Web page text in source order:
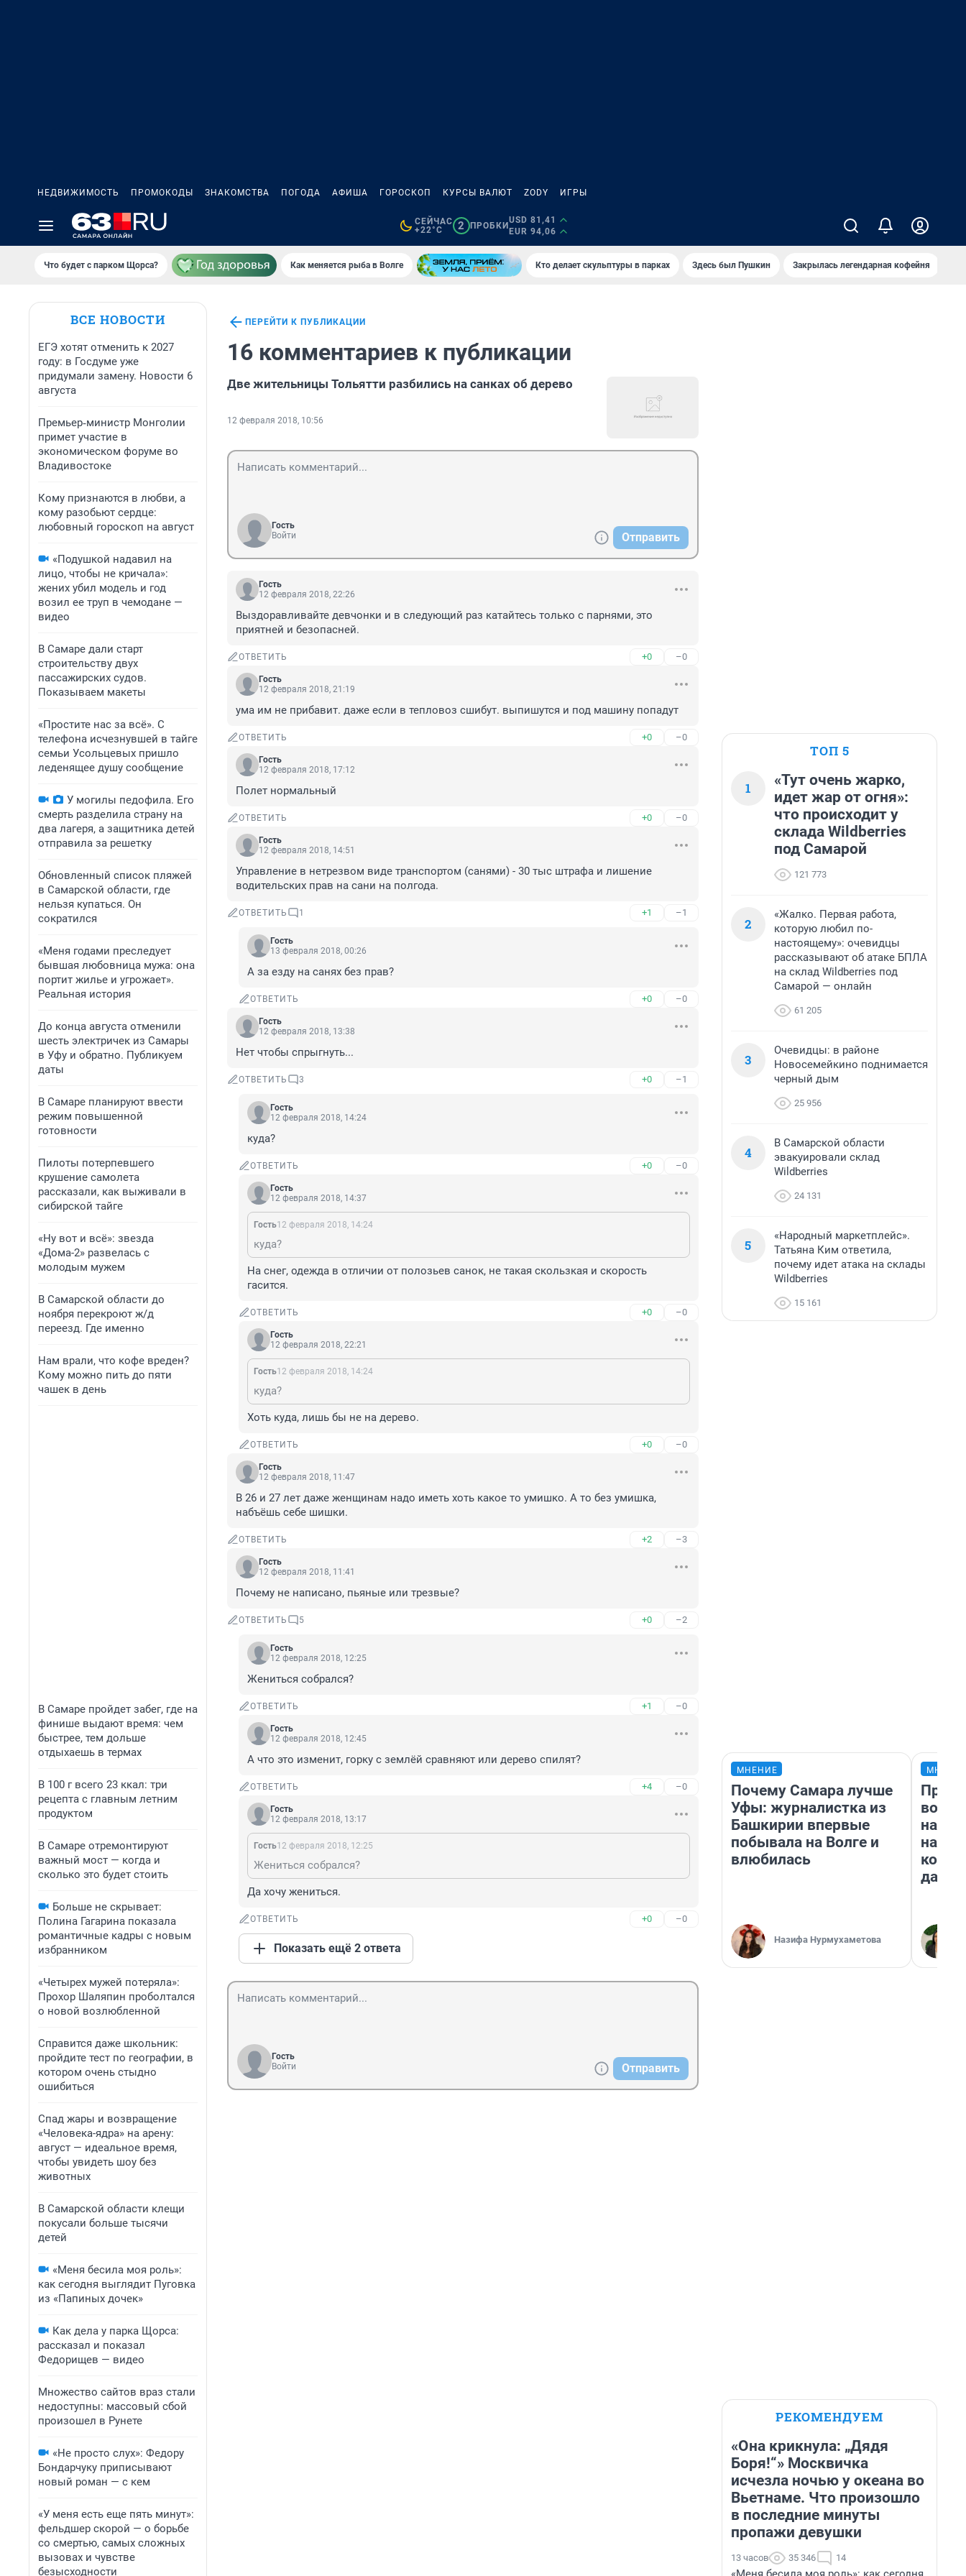
НЕДВИЖИМОСТЬ ПРОМОКОДЫ ЗНАКОМСТВА ПОГОДА АФИША ГОРОСКОП КУРСЫ ВАЛЮТ ZODY ИГРЫ
СЕЙЧАС
+22°C
2 ПРОБКИ
USD 81,41
EUR 94,06
Что будет с парком Щорса? Как меняется рыба в Волге Кто делает скульптуры в парках Здесь был Пушкин Закрылась легендарная кофейня
ВСЕ НОВОСТИ
ЕГЭ хотят отменить к 2027
году: в Госдуме уже
придумали замену. Новости 6
августа
Премьер‑министр Монголии
примет участие в
экономическом форуме во
Владивостоке
Кому признаются в любви, а
кому разобьют сердце:
любовный гороскоп на август
«Подушкой надавил на
лицо, чтобы не кричала»:
жених убил модель и год
возил ее труп в чемодане —
видео
В Самаре дали старт
строительству двух
пассажирских судов.
Показываем макеты
«Простите нас за всё». С
телефона исчезнувшей в тайге
семьи Усольцевых пришло
леденящее душу сообщение
У могилы педофила. Его
смерть разделила страну на
два лагеря, а защитника детей
отправила за решетку
Обновленный список пляжей
в Самарской области, где
нельзя купаться. Он
сократился
«Меня годами преследует
бывшая любовница мужа: она
портит жилье и угрожает».
Реальная история
До конца августа отменили
шесть электричек из Самары
в Уфу и обратно. Публикуем
даты
В Самаре планируют ввести
режим повышенной
готовности
Пилоты потерпевшего
крушение самолета
рассказали, как выживали в
сибирской тайге
«Ну вот и всё»: звезда
«Дома-2» развелась с
молодым мужем
В Самарской области до
ноября перекроют ж/д
переезд. Где именно
Нам врали, что кофе вреден?
Кому можно пить до пяти
чашек в день
В Самаре пройдет забег, где на
финише выдают время: чем
быстрее, тем дольше
отдыхаешь в термах
В 100 г всего 23 ккал: три
рецепта с главным летним
продуктом
В Самаре отремонтируют
важный мост — когда и
сколько это будет стоить
Больше не скрывает:
Полина Гагарина показала
романтичные кадры с новым
избранником
«Четырех мужей потеряла»:
Прохор Шаляпин проболтался
о новой возлюбленной
Справится даже школьник:
пройдите тест по географии, в
котором очень стыдно
ошибиться
Спад жары и возвращение
«Человека-ядра» на арену:
август — идеальное время,
чтобы увидеть шоу без
животных
В Самарской области клещи
покусали больше тысячи
детей
«Меня бесила моя роль»:
как сегодня выглядит Пуговка
из «Папиных дочек»
Как дела у парка Щорса:
рассказал и показал
Федорищев — видео
Множество сайтов враз стали
недоступны: массовый сбой
произошел в Рунете
«Не просто слух»: Федору
Бондарчуку приписывают
новый роман — с кем
«У меня есть еще пять минут»:
фельдшер скорой — о борьбе
со смертью, самых сложных
вызовах и чувстве
безысходности
ПЕРЕЙТИ К ПУБЛИКАЦИИ
16 комментариев к публикации
Две жительницы Тольятти разбились на санках об дерево
12 февраля 2018, 10:56
Гость
Войти
Отправить
Гость
12 февраля 2018, 22:26
Выздоравливайте девчонки и в следующий раз катайтесь только с парнями, это
приятней и безопасней.
ОТВЕТИТЬ +0 –0
Гость
12 февраля 2018, 21:19
ума им не прибавит. даже если в тепловоз сшибут. выпишутся и под машину попадут
ОТВЕТИТЬ +0 –0
Гость
12 февраля 2018, 17:12
Полет нормальный
ОТВЕТИТЬ +0 –0
Гость
12 февраля 2018, 14:51
Управление в нетрезвом виде транспортом (санями) - 30 тыс штрафа и лишение
водительских прав на сани на полгода.
ОТВЕТИТЬ 1 +1 –1
Гость
13 февраля 2018, 00:26
А за езду на санях без прав?
ОТВЕТИТЬ +0 –0
Гость
12 февраля 2018, 13:38
Нет чтобы спрыгнуть...
ОТВЕТИТЬ 3 +0 –1
Гость
12 февраля 2018, 14:24
куда?
ОТВЕТИТЬ +0 –0
Гость
12 февраля 2018, 14:37
Гость12 февраля 2018, 14:24
куда?
На снег, одежда в отличии от полозьев санок, не такая скользкая и скорость
гасится.
ОТВЕТИТЬ +0 –0
Гость
12 февраля 2018, 22:21
Гость12 февраля 2018, 14:24
куда?
Хоть куда, лишь бы не на дерево.
ОТВЕТИТЬ +0 –0
Гость
12 февраля 2018, 11:47
В 26 и 27 лет даже женщинам надо иметь хоть какое то умишко. А то без умишка,
набъёшь себе шишки.
ОТВЕТИТЬ +2 –3
Гость
12 февраля 2018, 11:41
Почему не написано, пьяные или трезвые?
ОТВЕТИТЬ 5 +0 –2
Гость
12 февраля 2018, 12:25
Жениться собрался?
ОТВЕТИТЬ +1 –0
Гость
12 февраля 2018, 12:45
А что это изменит, горку с землёй сравняют или дерево спилят?
ОТВЕТИТЬ +4 –0
Гость
12 февраля 2018, 13:17
Гость12 февраля 2018, 12:25
Жениться собрался?
Да хочу жениться.
ОТВЕТИТЬ +0 –0
Показать ещё 2 ответа
Гость
Войти
Отправить
ТОП 5
1
«Тут очень жарко,
идет жар от огня»:
что происходит у
склада Wildberries
под Самарой
121 773
2
«Жалко. Первая работа,
которую любил по-
настоящему»: очевидцы
рассказывают об атаке БПЛА
на склад Wildberries под
Самарой — онлайн
61 205
3
Очевидцы: в районе
Новосемейкино поднимается
черный дым
25 956
4
В Самарской области
эвакуировали склад
Wildberries
24 131
5
«Народный маркетплейс».
Татьяна Ким ответила,
почему идет атака на склады
Wildberries
15 161
МНЕНИЕ
Почему Самара лучше
Уфы: журналистка из
Башкирии впервые
побывала на Волге и
влюбилась
Назифа Нурмухаметова
нам
даже
РЕКОМЕНДУЕМ
«Она крикнула: „Дядя
Боря!“» Москвичка
исчезла ночью у океана во
Вьетнаме. Что произошло
в последние минуты
пропажи девушки
13 часов 35 346 14